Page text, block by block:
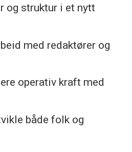
og struktur i et nytt
med redaktører og
operativ kraft med
både folk og